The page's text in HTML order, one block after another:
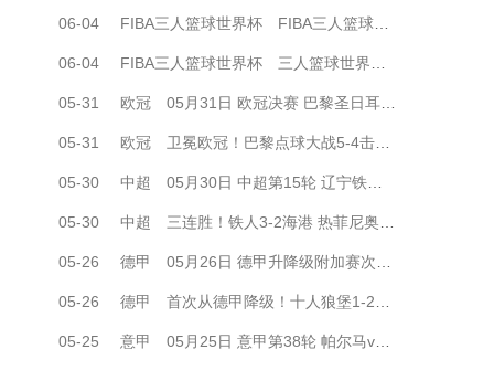
06-04 FIBA三人篮球世界杯 FIBA三人篮球世界杯男子小组赛 德国三人篮球队 - 中国三人篮球队 全场录像
06-04 FIBA三人篮球世界杯 三人篮球世界杯男子小组赛 德国 22 - 12 中国 全场集锦
05-31 欧冠 05月31日 欧冠决赛 巴黎圣日耳曼vs阿森纳 全场录像
05-31 欧冠 卫冕欧冠！巴黎点球大战5-4击败阿森纳夺冠 加布里埃尔、埃泽失点
05-30 中超 05月30日 中超第15轮 辽宁铁人vs上海海港 全场录像
05-30 中超 三连胜！铁人3-2海港 热菲尼奥绝杀+脱衣吃第2黄 姆本扎3轮轰6球
05-26 德甲 05月26日 德甲升降级附加赛次回合 帕德博恩vs沃尔夫斯堡 全场录像
05-26 德甲 首次从德甲降级！十人狼堡1-2遭帕德博恩逆转 库尔达加时赛制胜
05-25 意甲 05月25日 意甲第38轮 帕尔马vs萨索洛 全场录像